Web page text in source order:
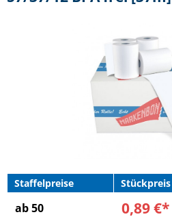
Staffelpreise Stückpreis
ab 50
0,89 €*